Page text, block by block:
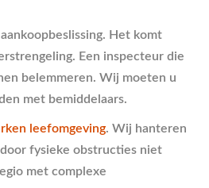
Het komt
Een inspecteur die
belemmeren. Wij moeten u
met bemiddelaars.
leefomgeving. Wij hanteren
fysieke obstructies niet
met complexe